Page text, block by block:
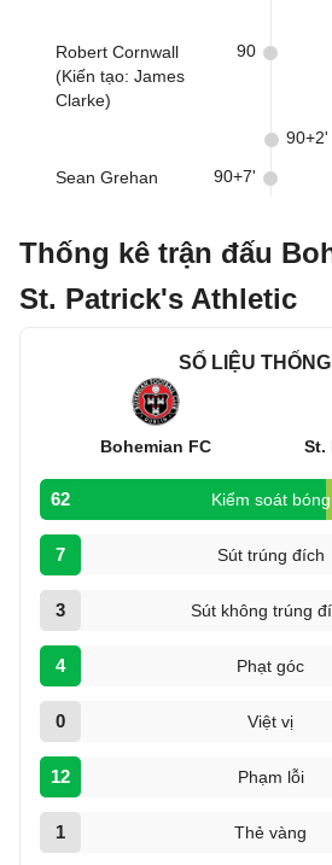
Robert Cornwall
(Kiến tạo: James
Clarke)
90
90+2'
Sean Grehan 90+7'
Thống kê trận đấu
St. Patrick's Athletic
SỐ LIỆU
Bohemian FC St.
62 Kiểm soát bóng
7 Sút trúng đích
3 Sút không trúng
4 Phạt góc
0 Việt vị
12 Phạm lỗi
1 Thẻ vàng